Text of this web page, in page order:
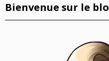
Bienvenue sur le